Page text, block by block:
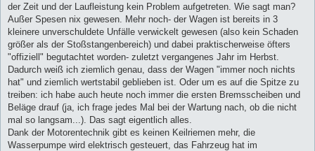
der Zeit und der Laufleistung kein Problem aufgetreten. Wie sagt man?
Außer Spesen nix gewesen. Mehr noch- der Wagen ist bereits in 3
kleinere unverschuldete Unfälle verwickelt gewesen (also kein Schaden
größer als der Stoßstangenbereich) und dabei praktischerweise öfters
"offiziell" begutachtet worden- zuletzt vergangenes Jahr im Herbst.
Dadurch weiß ich ziemlich genau, dass der Wagen "immer noch nichts
hat" und ziemlich wertstabil geblieben ist. Oder um es auf die Spitze zu
treiben: ich habe auch heute noch immer die ersten Bremsscheiben und
Beläge drauf (ja, ich frage jedes Mal bei der Wartung nach, ob die nicht
mal so langsam...). Das sagt eigentlich alles.
Dank der Motorentechnik gibt es keinen Keilriemen mehr, die
Wasserpumpe wird elektrisch gesteuert, das Fahrzeug hat im